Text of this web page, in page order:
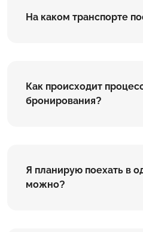
На каком транспорте
Как происходит
бронирования?
Я планирую поехать в
можно?